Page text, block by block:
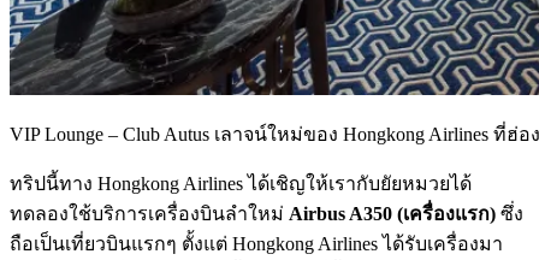
VIP Lounge – Club Autus เลาจน์ใหม่ของ Hongkong Airlines ที่ฮ่อ
ทริปนี้ทาง Hongkong Airlines ได้เชิญให้เรากับยัยหมวยได้
ทดลองใช้บริการเครื่องบินลำใหม่ Airbus A350 (เครื่องแรก) ซึ่ง
ถือเป็นเที่ยวบินแรกๆ ตั้งแต่ Hongkong Airlines ได้รับเครื่องมา